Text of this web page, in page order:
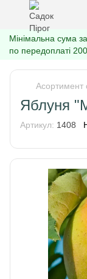
Мінімальна сума
по передоплаті 200
Асортимент
Яблуня
Артикул: 1408